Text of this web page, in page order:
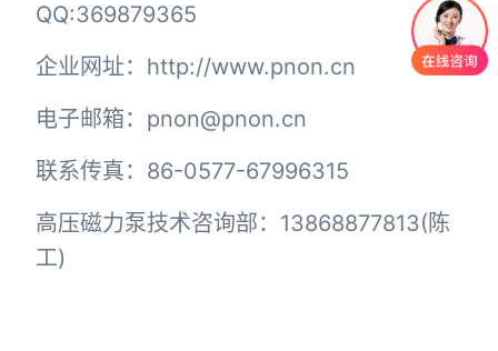
QQ:369879365
企业网址：http://www.pnon.cn
电子邮箱：pnon@pnon.cn
联系传真：86-0577-67996315
高压磁力泵技术咨询部：13868877813(陈
工)